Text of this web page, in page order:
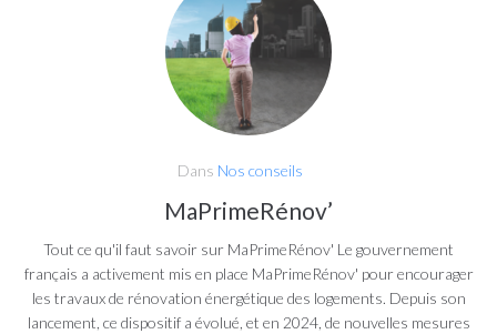
Dans Nos conseils
MaPrimeRénov’
Tout ce qu'il faut savoir sur MaPrimeRénov' Le gouvernement
français a activement mis en place MaPrimeRénov' pour encourager
les travaux de rénovation énergétique des logements. Depuis son
lancement, ce dispositif a évolué, et en 2024, de nouvelles mesures